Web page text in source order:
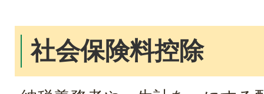
社会保険料控除